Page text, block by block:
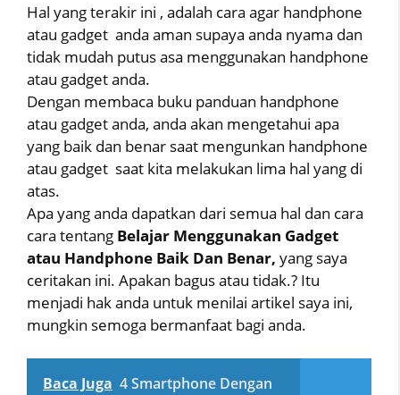
Hal yang terakir ini , adalah cara agar handphone
atau gadget anda aman supaya anda nyama dan
tidak mudah putus asa menggunakan handphone
atau gadget anda.
Dengan membaca buku panduan handphone
atau gadget anda, anda akan mengetahui apa
yang baik dan benar saat mengunkan handphone
atau gadget saat kita melakukan lima hal yang di
atas.
Apa yang anda dapatkan dari semua hal dan cara
cara tentang Belajar Menggunakan Gadget
atau Handphone Baik Dan Benar, yang saya
ceritakan ini. Apakan bagus atau tidak.? Itu
menjadi hak anda untuk menilai artikel saya ini,
mungkin semoga bermanfaat bagi anda.
Baca Juga 4 Smartphone Dengan